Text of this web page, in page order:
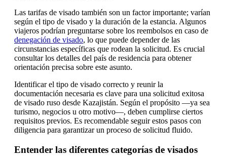
Las tarifas de visado también son un factor importante; varían
según el tipo de visado y la duración de la estancia. Algunos
viajeros podrían preguntarse sobre los reembolsos en caso de
denegación de visado, lo que puede depender de las
circunstancias específicas que rodean la solicitud. Es crucial
consultar los detalles del país de residencia para obtener
orientación precisa sobre este asunto.
Identificar el tipo de visado correcto y reunir la
documentación necesaria es clave para una solicitud exitosa
de visado ruso desde Kazajistán. Según el propósito —ya sea
turismo, negocios u otro motivo—, deben cumplirse ciertos
requisitos previos. Es recomendable seguir estos pasos con
diligencia para garantizar un proceso de solicitud fluido.
Entender las diferentes categorías de visados